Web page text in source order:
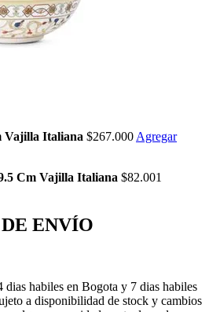
Vajilla Italiana $267.000 Agregar
Cm Vajilla Italiana $82.001
ENVÍO
dias habiles en Bogota y 7 dias habiles
a disponibilidad de stock y cambios